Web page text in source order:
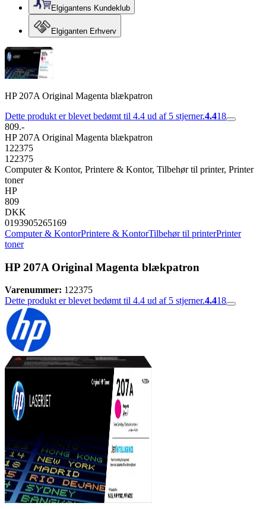
Elgigantens Kundeklub
Elgiganten Erhverv
HP 207A Original Magenta blækpatron
Dette produkt er blevet bedømt til 4.4 ud af 5 stjerner.4.418
809.-
HP 207A Original Magenta blækpatron
122375
122375
Computer & Kontor, Printere & Kontor, Tilbehør til printer, Printer
toner
HP
809
DKK
0193905265169
Computer & KontorPrintere & KontorTilbehør til printerPrinter
toner
HP 207A Original Magenta blækpatron
Varenummer: 122375
Dette produkt er blevet bedømt til 4.4 ud af 5 stjerner.4.418